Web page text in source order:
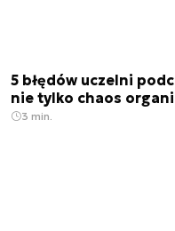
5 błędów uczelni
nie tylko chaos
3 min.